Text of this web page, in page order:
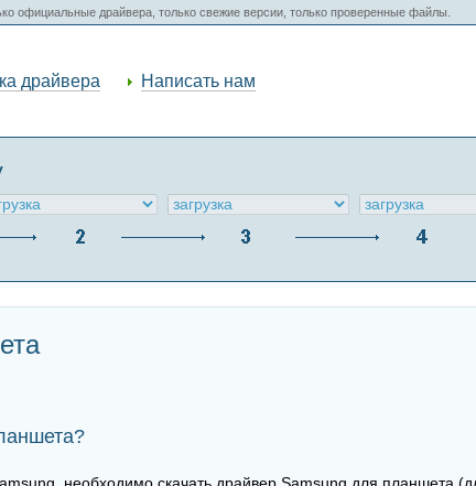
официальные драйвера, только свежие версии, только проверенные файлы.
драйвера Написать нам